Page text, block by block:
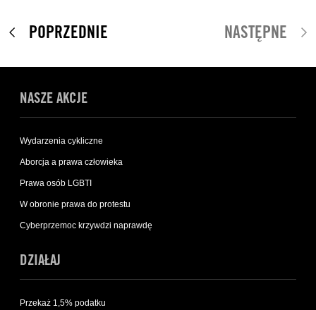
POPRZEDNIE NASTĘPNE
NASZE AKCJE
Wydarzenia cykliczne
Aborcja a prawa człowieka
Prawa osób LGBTI
W obronie prawa do protestu
Cyberprzemoc krzywdzi naprawdę
DZIAŁAJ
Przekaż 1,5% podatku